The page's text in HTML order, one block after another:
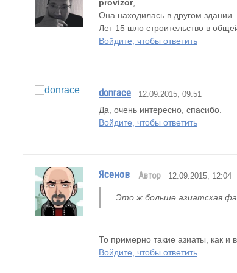
provizor,
Она находилась в другом
Лет 15 шло строительство в
Войдите, чтобы ответить
donrace 12.09.2015, 09:51
Да, очень интересно, спасибо.
Войдите, чтобы ответить
Ясенов Автор 12.09.2015, 12:04
Это ж больше азиатская
То примерно такие азиаты, как и
Войдите, чтобы ответить